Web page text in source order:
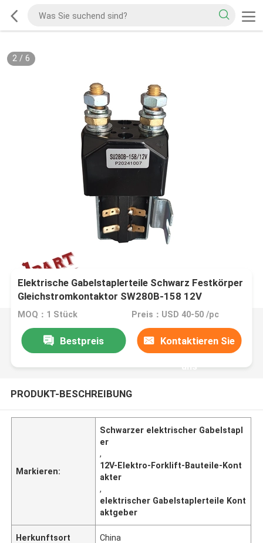
2/ 6
Elektrische Gabelstaplerteile Schwarz Festkörper
Gleichstromkontaktor SW280B-158 12V
MOQ：1 Stück Preis：USD 40-50 /pc
Bestpreis Kontaktieren Sie
uns
PRODUKT-BESCHREIBUNG
Markieren:
Schwarzer elektrischer Gabelstapl
er
,
12V-Elektro-Forklift-Bauteile-Kont
akter
,
elektrischer Gabelstaplerteile Kont
aktgeber
Herkunftsort China